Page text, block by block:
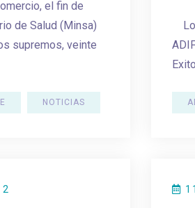
el fin de
de Salud (Minsa)
supremos, veinte
NOTICIAS
Lo